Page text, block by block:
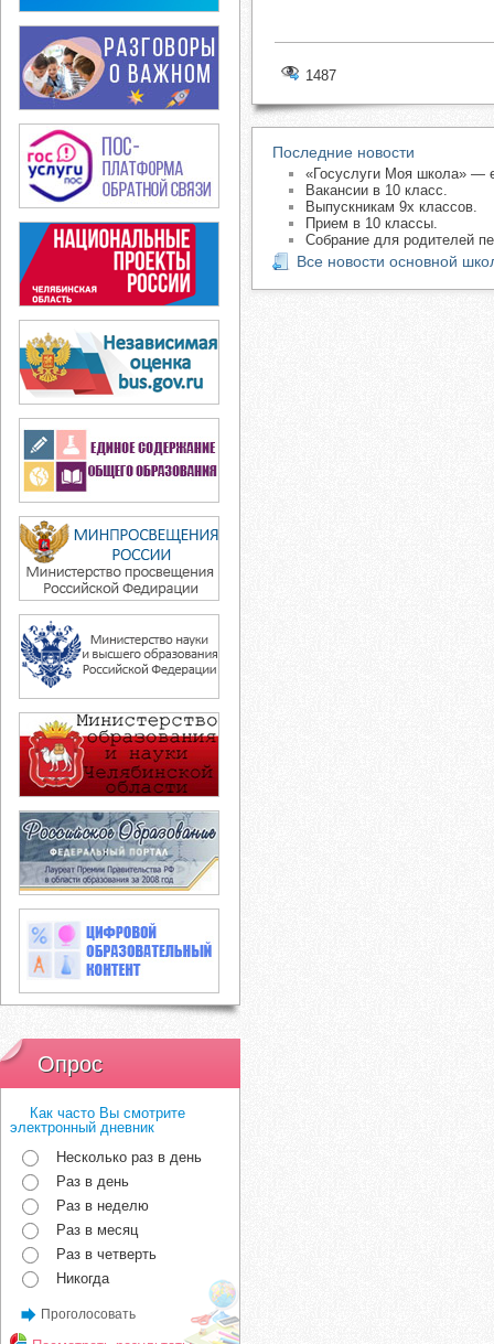
Опрос
Как часто Вы смотрите
электронный дневник
Несколько раз в день
Раз в день
Раз в неделю
Раз в месяц
Раз в четверть
Никогда
Проголосовать
1487
Последние новости
«Госуслуги Моя школа» —
Вакансии в 10 класс.
Выпускникам 9х классов.
Прием в 10 классы.
Собрание для родителей
Все новости основной